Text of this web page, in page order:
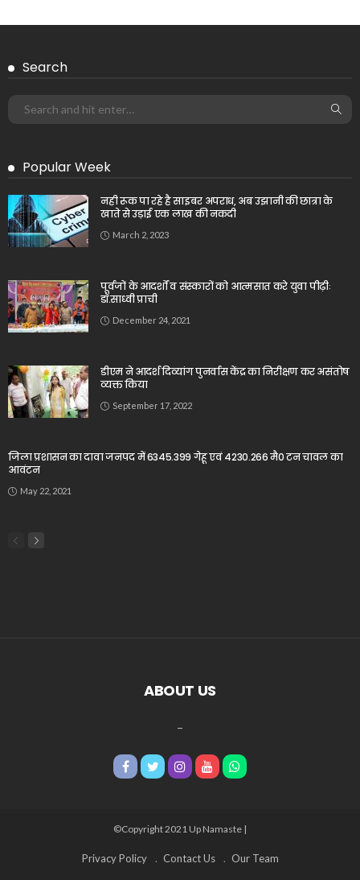
Search
Popular Week
नही रूक पा रहे है साइबर अपराध, अब उझानी की छात्रा के
खाते से उड़ाई एक लाख की नकदी
March 2, 2023
पूर्वजों के आदर्शों व संस्कारों को आत्मसात करे युवा पीढ़ीः
डॉ.साध्वी प्राची
December 24, 2021
डीएम ने आदर्श दिव्यांग पुनर्वास केंद्र का निरीक्षण कर असंतोष
व्यक्त किया
September 17, 2022
जिला प्रशासन का दावा जनपद में 6345.399 गेहू एवं 4230.266 मै0 टन चावल का
आवंटन
May 22, 2021
ABOUT US
©Copyright 2021 Up Namaste |
Privacy Policy Contact Us Our Team